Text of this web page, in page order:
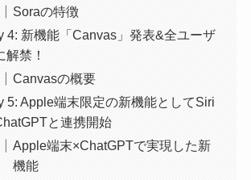
Soraの特徴
4: 新機能「Canvas」発表&全ユーザ
解禁！
Canvasの概要
5: Apple端末限定の新機能としてSiri
と連携開始
Apple端末×ChatGPTで実現した新
機能